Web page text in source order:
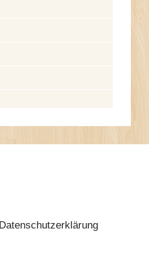
Datenschutzerklärung